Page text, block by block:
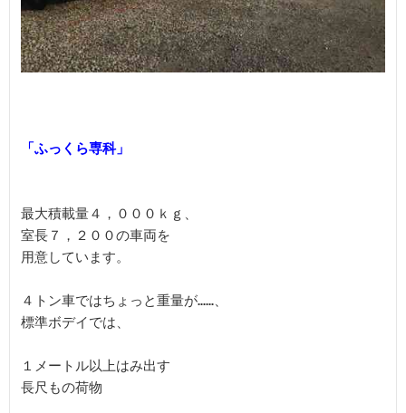
最大積載量４，０００ｋｇ、
室長７，２００の車両を
用意しています。
４トン車ではちょっと重量が……、
標準ボデイでは、
１メートル以上はみ出す
長尺もの荷物